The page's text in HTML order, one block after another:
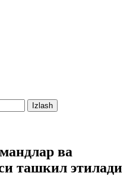
ва
ташкил этилади